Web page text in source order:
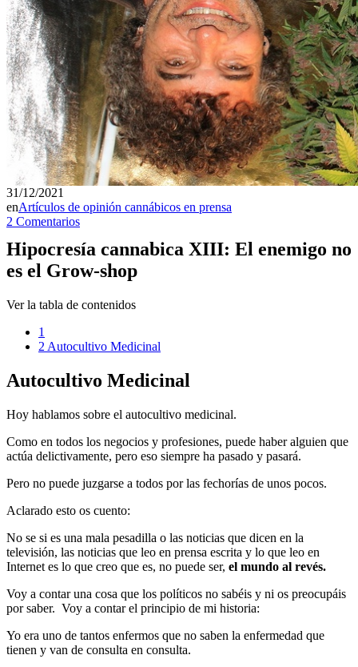
31/12/2021
enArtículos de opinión cannábicos en prensa
2 Comentarios
Hipocresía cannabica XIII: El enemigo no
es el Grow-shop
Ver la tabla de contenidos
1
2 Autocultivo Medicinal
Autocultivo Medicinal
Hoy hablamos sobre el autocultivo medicinal.
Como en todos los negocios y profesiones, puede haber alguien que
actúa delictivamente, pero eso siempre ha pasado y pasará.
Pero no puede juzgarse a todos por las fechorías de unos pocos.
Aclarado esto os cuento:
No se si es una mala pesadilla o las noticias que dicen en la
televisión, las noticias que leo en prensa escrita y lo que leo en
Internet es lo que creo que es, no puede ser, el mundo al revés.
Voy a contar una cosa que los políticos no sabéis y ni os preocupáis
por saber. Voy a contar el principio de mi historia:
Yo era uno de tantos enfermos que no saben la enfermedad que
tienen y van de consulta en consulta.